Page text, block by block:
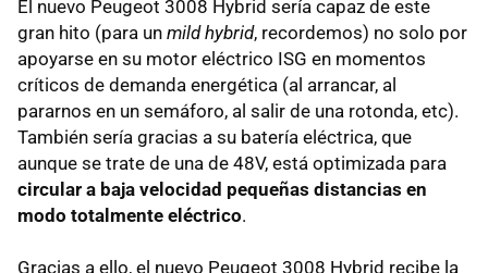
El nuevo Peugeot 3008 Hybrid sería capaz de este
gran hito (para un mild hybrid, recordemos) no solo por
apoyarse en su motor eléctrico ISG en momentos
críticos de demanda energética (al arrancar, al
pararnos en un semáforo, al salir de una rotonda, etc).
También sería gracias a su batería eléctrica, que
aunque se trate de una de 48V, está optimizada para
circular a baja velocidad pequeñas distancias en
modo totalmente eléctrico.
Gracias a ello, el nuevo Peugeot 3008 Hybrid recibe la